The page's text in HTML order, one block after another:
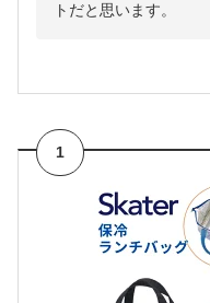
トだと思います。
1